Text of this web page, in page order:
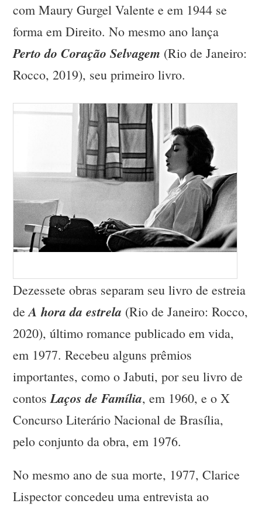
com Maury Gurgel Valente e em 1944 se
forma em Direito. No mesmo ano lança
Perto do Coração Selvagem (Rio de Janeiro:
Rocco, 2019), seu primeiro livro.
Dezessete obras separam seu livro de estreia
deA hora da estrela (Rio de Janeiro: Rocco,
2020), último romance publicado em vida,
em 1977. Recebeu alguns prêmios
importantes, como o Jabuti, por seu livro de
contosLaços de Família, em 1960, e o X
Concurso Literário Nacional de Brasília,
pelo conjunto da obra, em 1976.
No mesmo ano de sua morte, 1977, Clarice
Lispector concedeu uma entrevista ao